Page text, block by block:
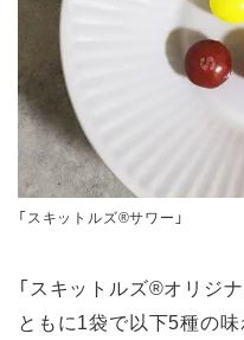
「スキットルズ®サワー」
「スキットルズ®オリジナ
ともに1袋で以下5種の